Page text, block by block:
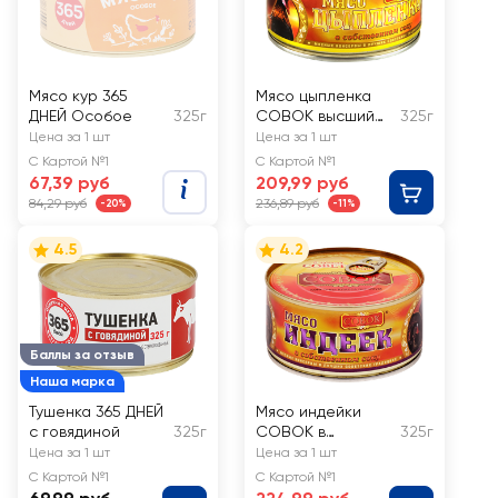
Мясо кур 365
ДНЕЙ Особое
325г
Цена за 1 шт
С Картой №1
67,39 руб
84,29 руб -20%
Мясо цыпленка
СОВОК высший
сорт, ГОСТ
325г
Цена за 1 шт
С Картой №1
209,99 руб
236,89 руб -11%
Баллы за отзыв
Наша марка
4.5
Тушенка 365 ДНЕЙ
с говядиной
325г
Цена за 1 шт
С Картой №1
4.2
Мясо индейки
СОВОК в
собственном соку
высший сорт,
ГОСТ
325г
Цена за 1 шт
С Картой №1